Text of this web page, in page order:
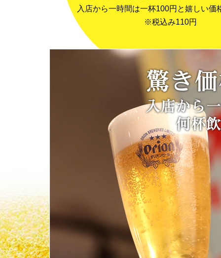
入店から一時間は一杯100円と嬉しい価
※税込み110円